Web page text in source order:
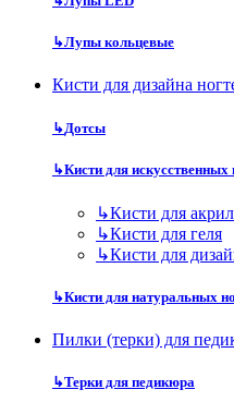
↳Лупы кольцевые
Кисти для дизайна
↳Дотсы
↳Кисти для искусственных
↳Кисти для
↳Кисти для геля
↳Кисти для
↳Кисти для натуральных
Пилки (терки) для
↳Терки для педикюра